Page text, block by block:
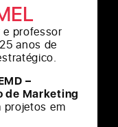
professor
anos de
–
de Marketing
projetos em